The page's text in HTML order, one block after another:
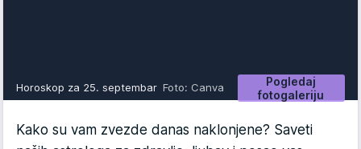
Pogledaj
fotogaleriju
Horoskop za 25. septembar Foto: Canva
Kako su vam zvezde danas naklonjene? Saveti